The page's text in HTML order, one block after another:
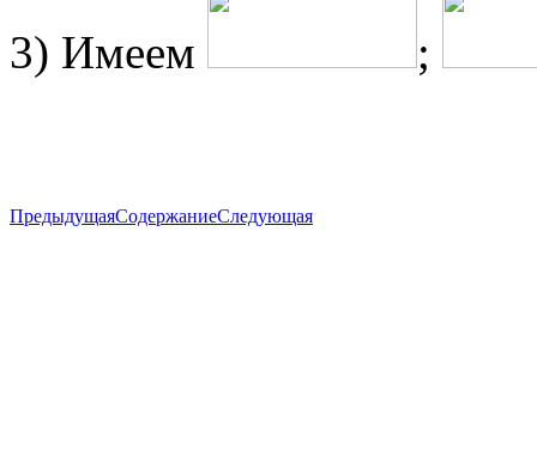
3) Имеем ;
ПредыдущаяСодержаниеСледующая